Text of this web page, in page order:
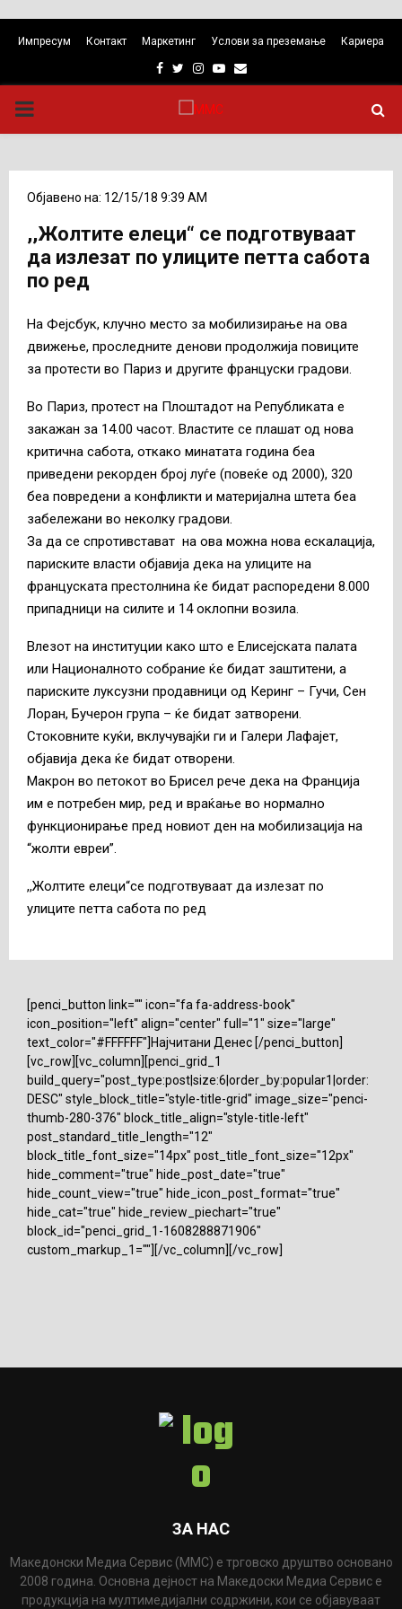
Импресум Контакт Маркетинг Услови за преземање Кариера
Facebook
TwitterInstagram
Youtube
Email
PRIMARY
Објавено на: 12/15/18 9:39 AM
,,Жолтите елеци“ се подготвуваат
да излезат по улиците петта сабота
по ред
На Фејсбук, клучно место за мобилизирање на ова
движење, проследните денови продолжија повиците
за протести во Париз и другите француски градови.
Во Париз, протест на Плоштадот на Републиката е
закажан за 14.00 часот. Властите се плашат од нова
критична сабота, откако минатата година беа
приведени рекорден број луѓе (повеќе од 2000), 320
беа повредени а конфликти и материјална штета беа
забележани во неколку градови.
За да се спротивстават на ова можна нова ескалација,
париските власти објавија дека на улиците на
француската престолнина ќе бидат распоредени 8.000
припадници на силите и 14 оклопни возила.
Влезот на институции како што е Елисејската палата
или Националното собрание ќе бидат заштитени, а
париските луксузни продавници од Керинг – Гучи, Сен
Лоран, Бучерон група – ќе бидат затворени.
Стоковните куќи, вклучувајќи ги и Галери Лафајет,
објавија дека ќе бидат отворени.
Макрон во петокот во Брисел рече дека на Франција
им е потребен мир, ред и враќање во нормално
функционирање пред новиот ден на мобилизација на
“жолти евреи”.
,,Жолтите елеци“се подготвуваат да излезат по
улиците петта сабота по ред
[penci_button link="" icon="fa fa-address-book"
icon_position="left" align="center" full="1" size="large"
text_color="#FFFFFF"]Најчитани Денес [/penci_button]
[vc_row][vc_column][penci_grid_1
build_query="post_type:post|size:6|order_by:popular1|order:
DESC" style_block_title="style-title-grid" image_size="penci-
thumb-280-376" block_title_align="style-title-left"
post_standard_title_length="12"
block_title_font_size="14px" post_title_font_size="12px"
hide_comment="true" hide_post_date="true"
hide_count_view="true" hide_icon_post_format="true"
hide_cat="true" hide_review_piechart="true"
block_id="penci_grid_1-1608288871906"
custom_markup_1=""][/vc_column][/vc_row]
ЗА НАС
Македонски Медиа Сервис (ММС) е трговско друштво основано
2008 година. Основна дејност на Македоски Медиа Сервис е
продукција на мултимедијални содржини, кои се објавуваат